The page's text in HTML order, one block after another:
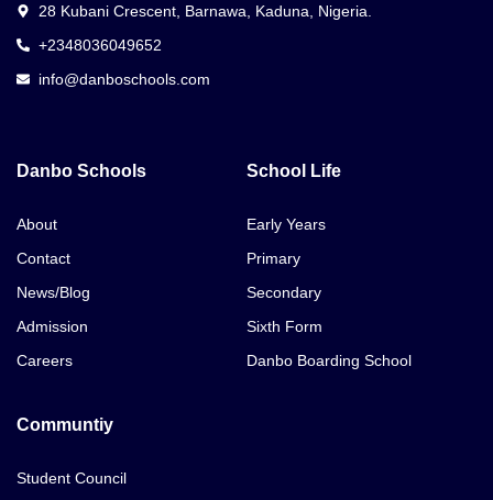
28 Kubani Crescent, Barnawa, Kaduna, Nigeria.
+2348036049652
info@danboschools.com
Danbo Schools
About
Contact
News/Blog
Admission
Careers
School Life
Early Years
Primary
Secondary
Sixth Form
Danbo Boarding School
Communtiy
Student Council